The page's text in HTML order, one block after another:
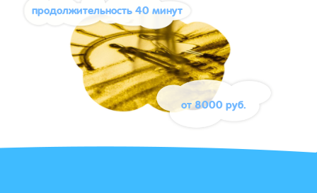
продолжительность 40 минут
от 8000 руб.